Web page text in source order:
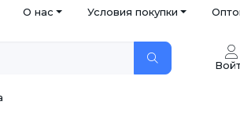
О нас Условия покупки